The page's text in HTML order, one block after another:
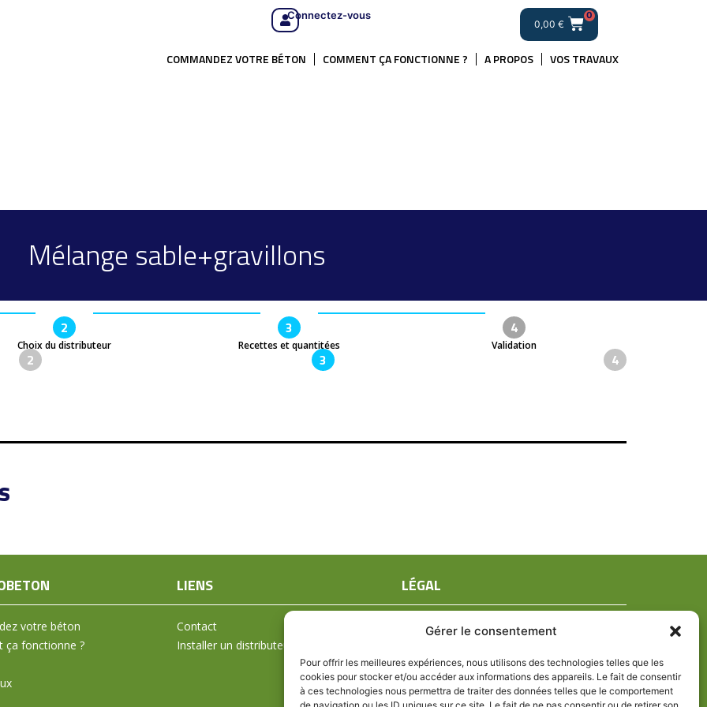
Gérer le consentement
Pour offrir les meilleures expériences, nous utilisons des technologies telles que les
cookies pour stocker et/ou accéder aux informations des appareils. Le fait de consentir
à ces technologies nous permettra de traiter des données telles que le comportement
Connectez-vous
0,00 €
0
COMMANDEZ VOTRE BÉTON COMMENT ÇA FONCTIONNE ? A PROPOS VOS TRAVAUX
Mélange sable+gravillons
2
Choix du distributeur
3
Recettes et quantitées
4
Validation
2 3 4
votre béton
ça fonctionne ?
LIENS
Contact
Installer un distributeur
LÉGAL
Mentions légales
Politique de confidentialité
Politique de cookies (UE)